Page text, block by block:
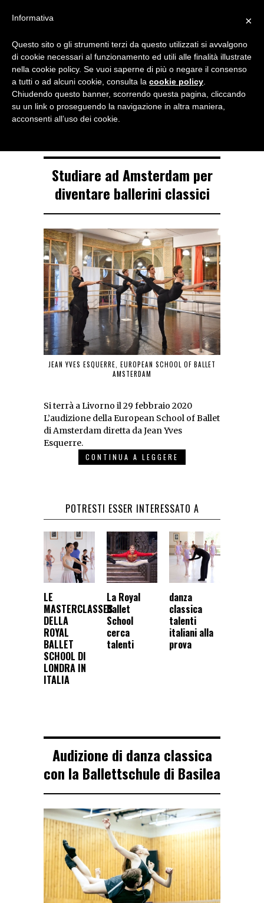
NOTIZIE DI DANZA IN ITALIA E ALL’ESTERO, PER DANZATORI,
TAG ARCHIVE
audizioni
Studiare ad Amsterdam per
diventare ballerini classici
JEAN YVES ESQUERRE, EUROPEAN SCHOOL OF BALLET
AMSTERDAM
Si terrà a Livorno il 29 febbraio 2020
L’audizione della European School of Ballet
di Amsterdam diretta da Jean Yves
Esquerre.
CONTINUA A LEGGERE
POTRESTI ESSER INTERESSATO A
LE
MASTERCLASSES
DELLA
ROYAL
BALLET
SCHOOL DI
LONDRA IN
ITALIA
La Royal
Ballet
School
cerca
talenti
danza
classica
talenti
italiani alla
prova
Audizione di danza classica
con la Ballettschule di Basilea
×
Informativa
Questo sito o gli strumenti terzi da questo utilizzati si avvalgono
di cookie necessari al funzionamento ed utili alle finalità illustrate
nella cookie policy. Se vuoi saperne di più o negare il consenso
a tutti o ad alcuni cookie, consulta la cookie policy
Chiudendo questo banner, scorrendo questa pagina, cliccando
su un link o proseguendo la navigazione in altra maniera,
acconsenti all’uso dei cookie.